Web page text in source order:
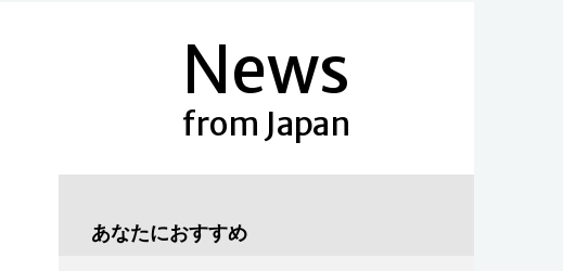
Français
News
from Japan
あなたにおすすめ